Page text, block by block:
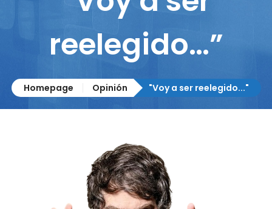
reelegido…”
Homepage Opinión "Voy a ser reelegido..."